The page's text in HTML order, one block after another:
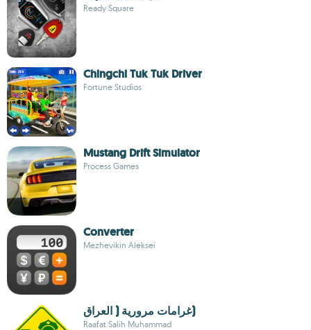
Ready Square
Chingchi Tuk Tuk Driver
Fortune Studios
Mustang Drift Simulator
Process Games
Converter
Mezhevikin Aleksei
غرامات مرورية ( العراق)
Raafat Salih Muhammad